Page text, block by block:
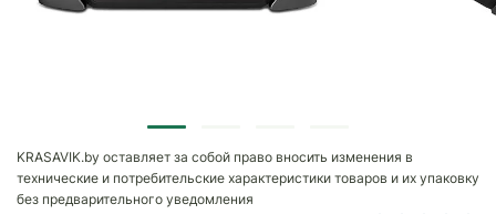
KRASAVIK.by оставляет за собой право вносить изменения в
технические и потребительские характеристики товаров и их упаковку
без предварительного уведомления